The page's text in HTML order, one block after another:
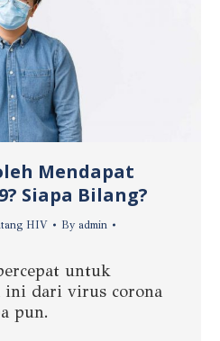
Mendapat
Siapa Bilang?
HIV By admin
untuk
ini dari virus corona
pun.